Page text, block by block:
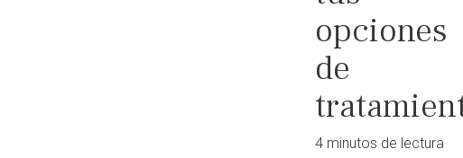
opciones
de
4 minutos de lectura